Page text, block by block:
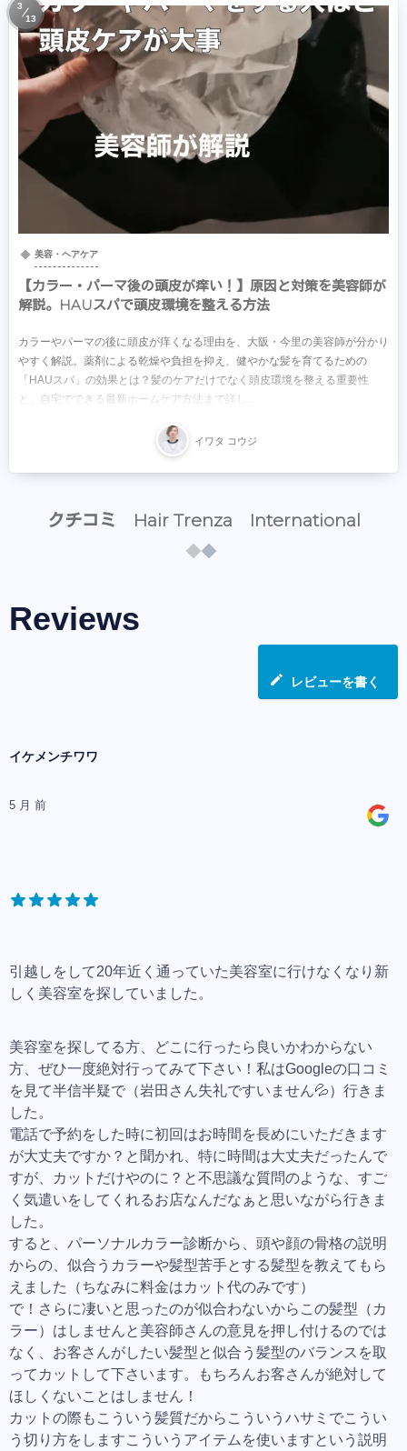
美容・ヘアケア
【カラー・パーマ後の頭皮が痒い！】原因と対策を美容師が
解説。HAUスパで頭皮環境を整える方法
カラーやパーマの後に頭皮が痒くなる理由を、大阪・今里の美容師が分かり
やすく解説。薬剤による乾燥や負担を抑え、健やかな髪を育てるための
「HAUスパ」の効果とは？髪のケアだけでなく頭皮環境を整える重要性
と、自宅でできる最新ホームケア方法まで詳し...
イワタ コウジ
3
13
クチコミ Hair Trenza International
Reviews
レビューを書く
イケメンチワワ
5 月 前
引越しをして20年近く通っていた美容室に行けなくなり新
しく美容室を探していました。
美容室を探してる方、どこに行ったら良いかわからない
方、ぜひ一度絶対行ってみて下さい！私はGoogleの口コミ
を見て半信半疑で（岩田さん失礼ですいません💦）行きま
した。
電話で予約をした時に初回はお時間を長めにいただきます
が大丈夫ですか？と聞かれ、特に時間は大丈夫だったんで
すが、カットだけやのに？と不思議な質問のような、すご
く気遣いをしてくれるお店なんだなぁと思いながら行きま
した。
すると、パーソナルカラー診断から、頭や顔の骨格の説明
からの、似合うカラーや髪型苦手とする髪型を教えてもら
えました（ちなみに料金はカット代のみです）
で！さらに凄いと思ったのが似合わないからこの髪型（カ
ラー）はしませんと美容師さんの意見を押し付けるのでは
なく、お客さんがしたい髪型と似合う髪型のバランスを取
ってカットして下さいます。もちろんお客さんが絶対して
ほしくないことはしません！
カットの際もこういう髪質だからこういうハサミでこうい
う切り方をしますこういうアイテムを使いますという説明